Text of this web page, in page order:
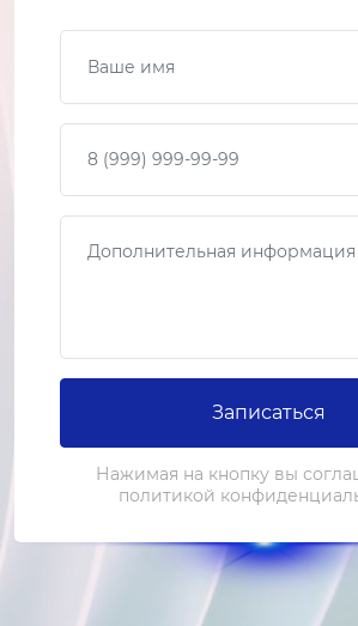
2-3 часа
от 2 500 ₽
Ремонт ТЭНа
1-2 часа
от 3 000 ₽
Ремонт платы управления
1-2 часа
от 1 500 ₽
Ваше имя
Ваш телефон
Сообщение
Записаться
Нажимая на кнопку вы
политикой